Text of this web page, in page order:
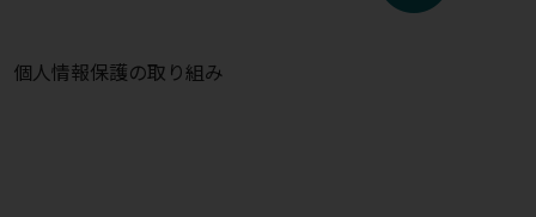
個人情報保護の取り組み